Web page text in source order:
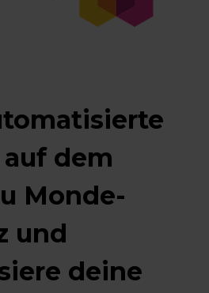
dem
Monde-
und
deine